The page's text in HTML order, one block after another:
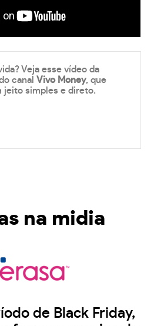
Veja esse vídeo da
canalVivo Money, que
jeito simples e direto.
na midia
de Black Friday,